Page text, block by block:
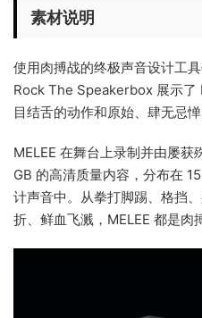
素材说明
使用肉搏战的终极声音设计工
Rock The Speakerbox 展示了
目结舌的动作和原始、肆无忌惮
MELEE 在舞台上录制并由屡
GB 的高清质量内容，分布在
计声音中。从拳打脚踢、格挡
折、鲜血飞溅，MELEE 都是肉